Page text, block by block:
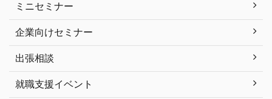
ミニセミナー
企業向けセミナー
出張相談
就職支援イベント